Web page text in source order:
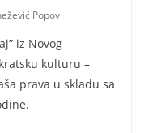
Popov
iz Novog
kulturu –
prava u skladu sa